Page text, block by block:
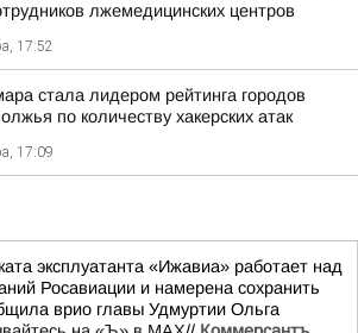
лжемедицинских центров
17:52
стала лидером рейтинга городов
по количеству хакерских атак
17:09
эксплуатанта «Ижавиа» работает над
Росавиации и намерена сохранить
врио главы Удмуртии Ольга